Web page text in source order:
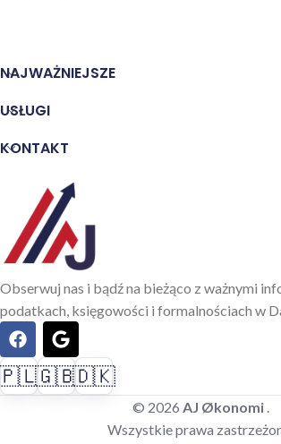
NAJWAŻNIEJSZE
USŁUGI
KONTAKT
Obserwuj nas i bądź na bieżąco z ważnymi
podatkach, księgowości i formalnościach w
🇬🇧🇩🇰
© 2026 AJ Økonomi .
Wszystkie prawa